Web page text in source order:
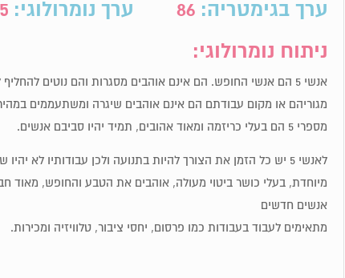
ערך בגימטריה: 86 ערך נומרולוגי:
ניתוח נומרולוגי:
אנשי 5 הם אנשי החופש. הם אינם אוהבים מסגרות והם נוטים
מגוריהם או מקום עבודתם הם אינם אוהבים שיגרה ומשתעממים
מספרי 5 הם בעלי כריזמה ומאוד אהובים, תמיד יהיו סביבם אנשים.
לאנשי 5 יש כל הזמן את הצורך להיות בתנועה ולכן עבודותיו לא
מיוחדת, בעלי כושר ביטוי מעולה, אוהבים את הטבע והחופש, מאוד
אנשים חדשים
מתאימים לעבוד בעבודות כמו פרסום, יחסי ציבור, טלוויזיה ומכירות.